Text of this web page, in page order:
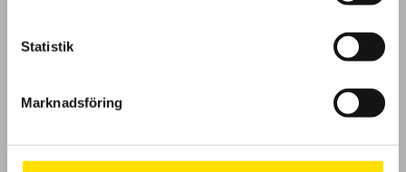
Statistik
Marknadsföring